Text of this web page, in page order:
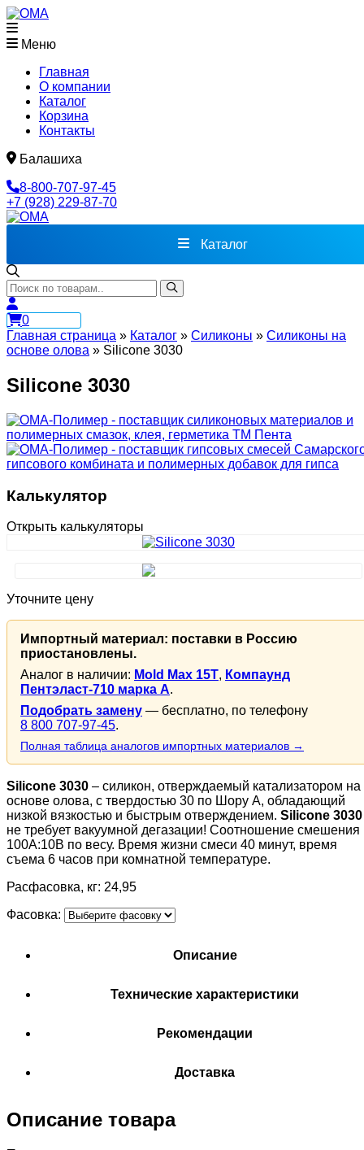
Меню
Главная
О компании
Каталог
Корзина
Контакты
Балашиха
8-800-707-97-45
+7 (928) 229-87-70
Каталог
0
Главная страница » Каталог » Силиконы » Cиликоны на
основе олова » Silicone 3030
Silicone 3030
Калькулятор
Открыть калькуляторы
Уточните цену
Импортный материал: поставки в Россию
приостановлены.
Аналог в наличии: Mold Max 15T, Компаунд
Пентэласт-710 марка А.
Подобрать замену — бесплатно, по телефону
8 800 707-97-45.
Полная таблица аналогов импортных материалов →
Silicone 3030 – силикон, отверждаемый катализатором на
основе олова, с твердостью 30 по Шору А, обладающий
низкой вязкостью и быстрым отверждением. Silicone 3030
не требует вакуумной дегазации! Соотношение смешения
100A:10B по весу. Время жизни смеси 40 минут, время
съема 6 часов при комнатной температуре.
Расфасовка, кг: 24,95
Фасовка:
Описание
Технические характеристики
Рекомендации
Доставка
Описание товара